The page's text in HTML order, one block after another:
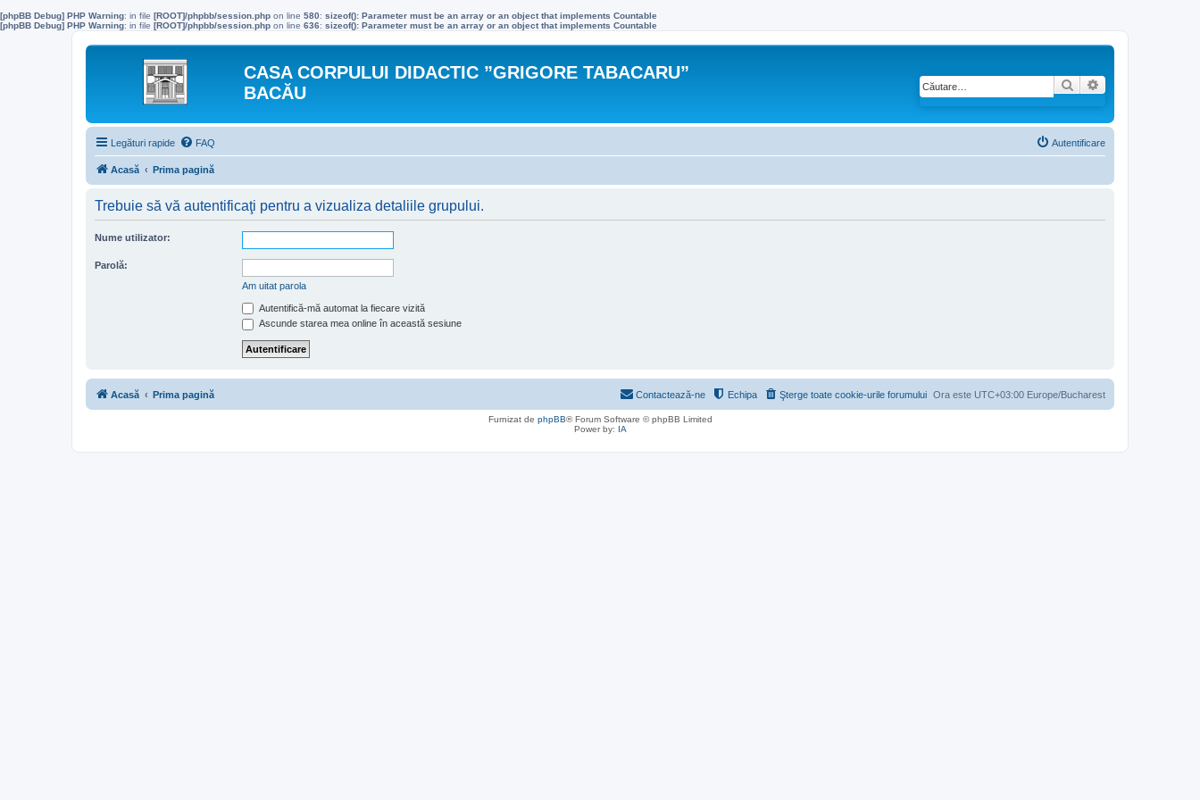
[phpBB Debug] PHP Warning: in file [ROOT]/phpbb/session.php on line 580: sizeof(): Parameter must be an array or an object that implements Countable
[phpBB Debug] PHP Warning: in file [ROOT]/phpbb/session.php on line 636: sizeof(): Parameter must be an array or an object that implements Countable
CASA CORPULUI DIDACTIC ”GRIGORE TABACARU”
BACĂU
Căutare
Legături rapide FAQ Autentificare
Acasă Prima pagină
Trebuie să vă autentificaţi pentru a vizualiza detaliile grupului.
Nume utilizator:
Parolă:
Am uitat parola
Autentifică-mă automat la fiecare vizită
Ascunde starea mea online în această sesiune
Acasă Prima pagină Ora este UTC+03:00 Europe/Bucharest
Şterge toate cookie-urile forumului
Echipa
Contactează-ne
Furnizat de phpBB® Forum Software © phpBB Limited
Power by: IA